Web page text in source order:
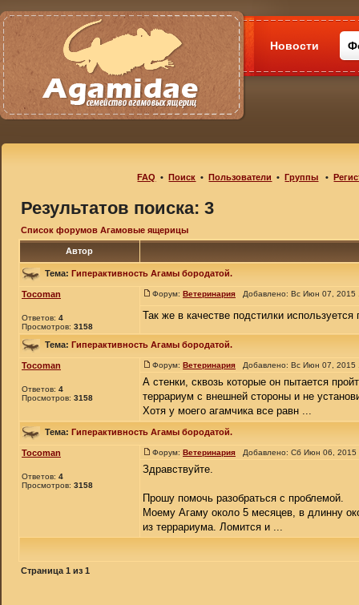
Новости
FAQ •Поиск •Пользователи •Группы •
Результатов поиска: 3
Список форумов Агамовые ящерицы
Автор
Тема: Гиперактивность Агамы бородатой.
Tocoman
Ответов: 4
Просмотров: 3158
Форум: Ветеринария Добавлено: Вс Июн 07,
Так же в качестве подстилки
Тема: Гиперактивность Агамы бородатой.
Tocoman
Ответов: 4
Просмотров: 3158
Форум: Ветеринария Добавлено: Вс Июн 07,
А стенки, сквозь которые он пытается
террариум с внешней стороны и не
Хотя у моего агамчика все равн ...
Тема: Гиперактивность Агамы бородатой.
Tocoman
Ответов: 4
Просмотров: 3158
Форум: Ветеринария Добавлено: Сб Июн 06,
Здравствуйте.
Прошу помочь разобраться с проблемой.
Моему Агаму около 5 месяцев, в длинну
из террариума. Ломится и ...
Страница 1 из 1